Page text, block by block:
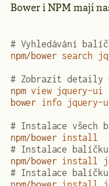
Bower i NPM mají
# Vyhledávání
npm/bower search
# Zobrazit detaily
npm view jquery-ui
bower info jquery-
# Instalace všech
npm/bower install
# Instalace
npm/bower install
# Instalace